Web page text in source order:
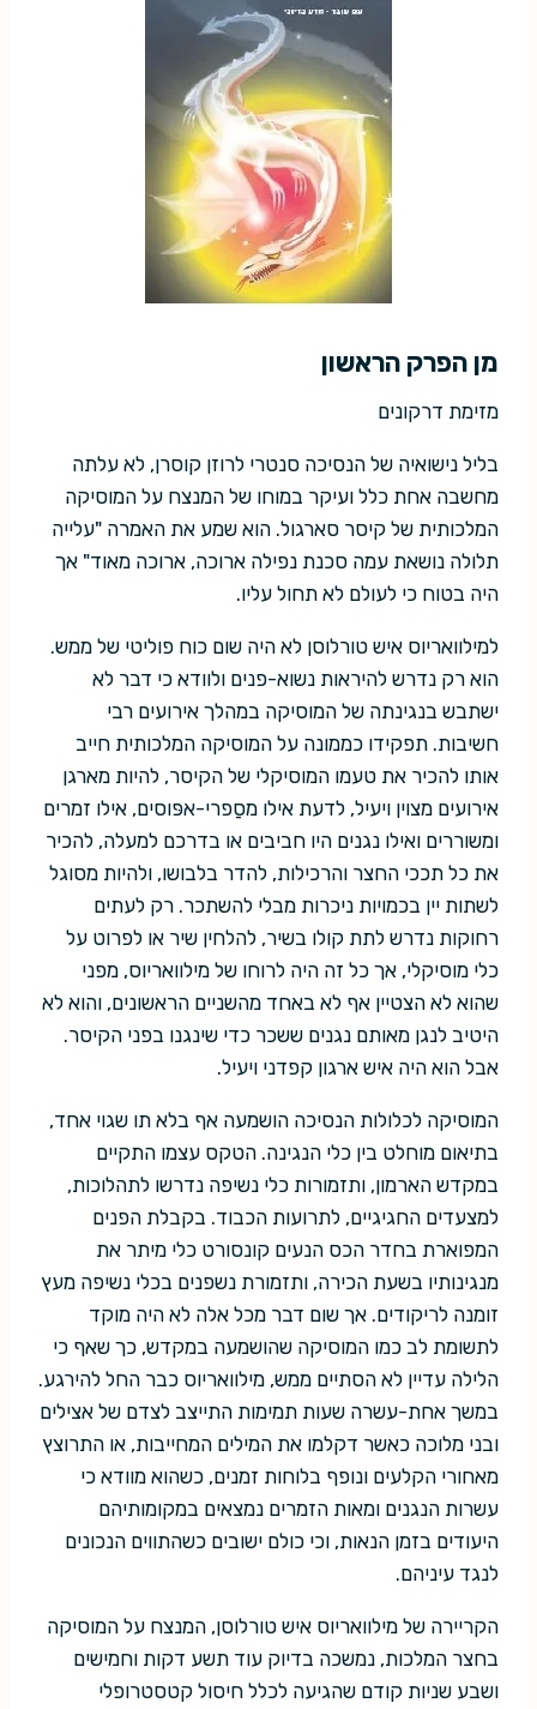
מן הפרק הראשון
מזימת דרקונים
בליל נישואיה של הנסיכה סנטרי לרוזן קוסרן, לא עלתה
מחשבה אחת כלל ועיקר במוחו של המנצח על המוסיקה
המלכותית של קיסר סארגול. הוא שמע את האמרה "עלייה
תלולה נושאת עמה סכנת נפילה ארוכה, ארוכה מאוד" אך
היה בטוח כי לעולם לא תחול עליו.
למילוואריוס איש טורלוסן לא היה שום כוח פוליטי של ממש.
הוא רק נדרש להיראות נשוא-פנים ולוודא כי דבר לא
ישתבש בנגינתה של המוסיקה במהלך אירועים רבי
חשיבות. תפקידו כממונה על המוסיקה המלכותית חייב
אותו להכיר את טעמו המוסיקלי של הקיסר, להיות מארגן
אירועים מצוין ויעיל, לדעת אילו מסַפרי-אפּוסים, אילו זמרים
ומשוררים ואילו נגנים היו חביבים או בדרכם למעלה, להכיר
את כל תככי החצר והרכילות, להדר בלבושו, ולהיות מסוגל
לשתות יין בכמויות ניכרות מבלי להשתכר. רק לעתים
רחוקות נדרש לתת קולו בשיר, להלחין שיר או לפרוט על
כלי מוסיקלי, אך כל זה היה לרוחו של מילוואריוס, מפני
שהוא לא הצטיין אף לא באחד מהשניים הראשונים, והוא לא
היטיב לנגן מאותם נגנים ששכר כדי שינגנו בפני הקיסר.
אבל הוא היה איש ארגון קפדני ויעיל.
המוסיקה לכלולות הנסיכה הושמעה אף בלא תו שגוי אחד,
בתיאום מוחלט בין כלי הנגינה. הטקס עצמו התקיים
במקדש הארמון, ותזמורות כלי נשיפה נדרשו לתהלוכות,
למצעדים החגיגיים, לתרועות הכבוד. בקבלת הפנים
המפוארת בחדר הכס הנעים קונסורט כלי מיתר את
מנגינותיו בשעת הכירה, ותזמורת נשפנים בכלי נשיפה מעץ
זומנה לריקודים. אך שום דבר מכל אלה לא היה מוקד
לתשומת לב כמו המוסיקה שהושמעה במקדש, כך שאף כי
הלילה עדיין לא הסתיים ממש, מילוואריוס כבר החל להירגע.
במשך אחת-עשרה שעות תמימות התייצב לצדם של אצילים
ובני מלוכה כאשר דקלמו את המילים המחייבות, או התרוצץ
מאחורי הקלעים ונופף בלוחות זמנים, כשהוא מוודא כי
עשרות הנגנים ומאות הזמרים נמצאים במקומותיהם
היעודים בזמן הנאות, וכי כולם ישובים כשהתווים הנכונים
לנגד עיניהם.
הקריירה של מילוואריוס איש טורלוסן, המנצח על המוסיקה
בחצר המלכות, נמשכה בדיוק עוד תשע דקות וחמישים
ושבע שניות קודם שהגיעה לכלל חיסול קטסטרופלי